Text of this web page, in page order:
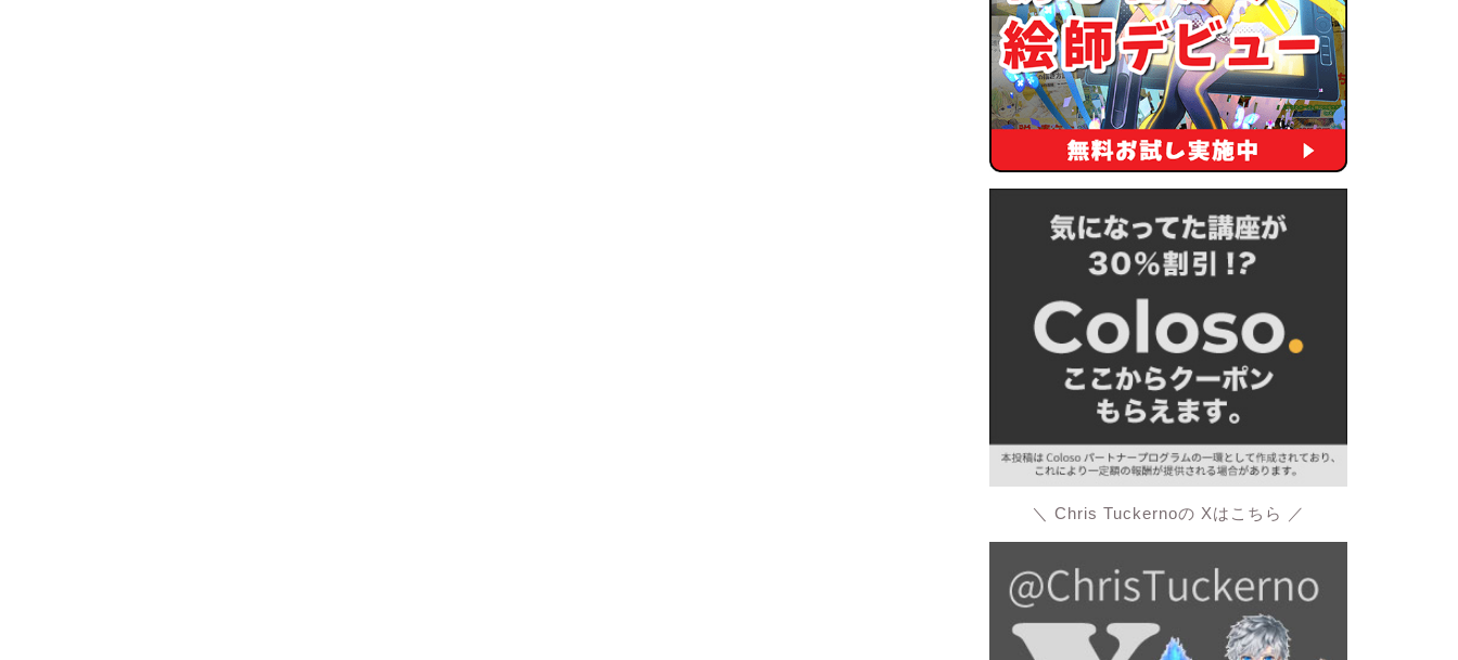
＼ Chris Tuckernoの Xはこちら ／